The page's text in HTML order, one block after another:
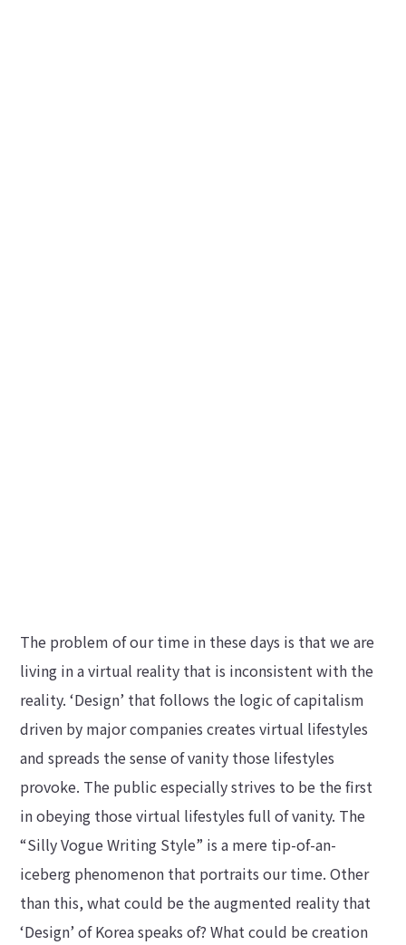
The problem of our time in these days is that we are
living in a virtual reality that is inconsistent with the
reality. ‘Design’ that follows the logic of capitalism
driven by major companies creates virtual lifestyles
and spreads the sense of vanity those lifestyles
provoke. The public especially strives to be the first
in obeying those virtual lifestyles full of vanity. The
“Silly Vogue Writing Style” is a mere tip-of-an-
iceberg phenomenon that portraits our time. Other
than this, what could be the augmented reality that
‘Design’ of Korea speaks of? What could be creation